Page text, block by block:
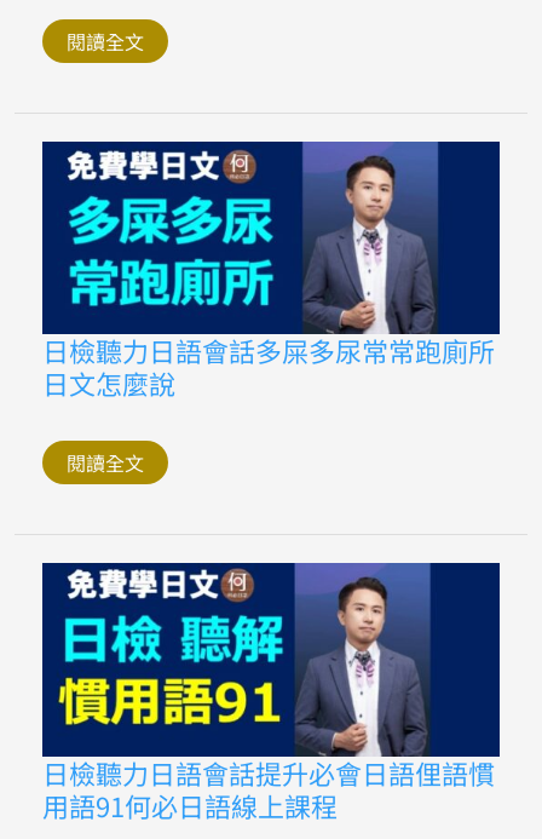
麼
語
第
一
字
mp3
講
解
上
課
程
何
必
日
語
閱讀全文
日檢聽力日語會話多屎多尿常常跑廁所
日文怎麼說
日
檢
聽
力
語
會
話
多
尿
常
常
跑
廁
所
日
文
怎
麼
說
閱讀全文
日檢聽力日語會話提升必會日語俚語慣
用語91何必日語線上課程
日
檢
聽
力